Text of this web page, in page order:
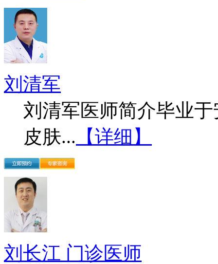
刘清军
刘清军医师简介毕业
皮肤... 【详细】
刘长江 门诊医师